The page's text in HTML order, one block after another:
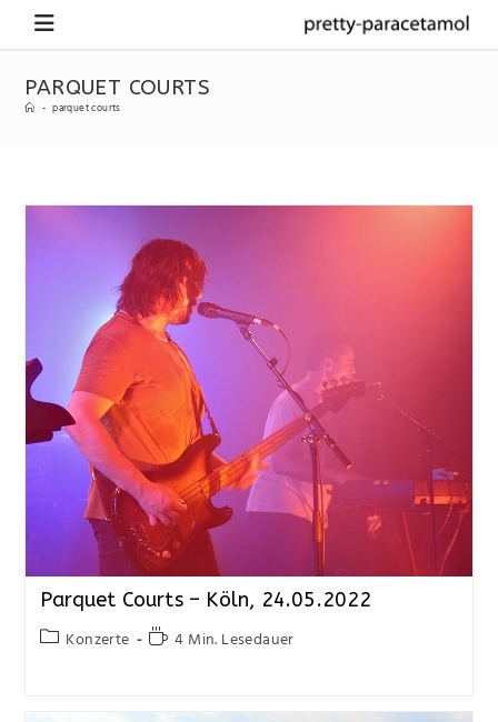
PARQUET COURTS
- parquet courts
Parquet Courts – Köln, 24.05.2022
Konzerte 4 Min. Lesedauer